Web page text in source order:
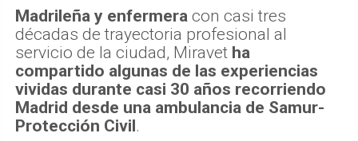
Madrileña y enfermera con casi tres
décadas de trayectoria profesional al
servicio de la ciudad, Miravet ha
compartido algunas de las experiencias
vividas durante casi 30 años recorriendo
Madrid desde una ambulancia de Samur-
Protección Civil.